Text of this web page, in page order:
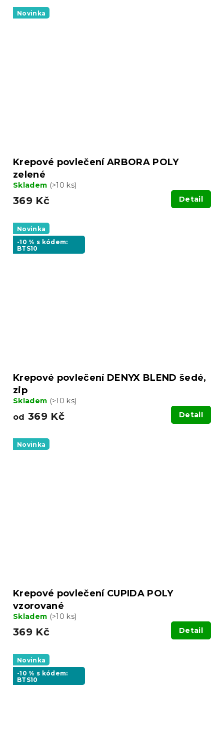
Novinka
Krepové povlečení ARBORA POLY
zelené
Skladem (>10 ks)
369 Kč Detail
Novinka
-10 % s kódem:
BTS10
Krepové povlečení DENYX BLEND šedé,
zip
Skladem (>10 ks)
od 369 Kč Detail
Novinka
Krepové povlečení CUPIDA POLY
vzorované
Skladem (>10 ks)
369 Kč Detail
Novinka
-10 % s kódem:
BTS10